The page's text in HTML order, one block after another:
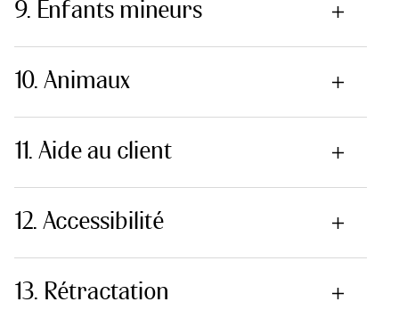
9. Enfants mineurs
10. Animaux
11. Aide au client
12. Accessibilité
13. Rétractation